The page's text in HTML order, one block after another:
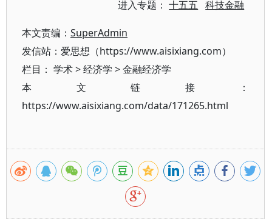
进入专题：十五五 科技金融
本文责编： SuperAdmin
发信站：爱思想（https://www.aisixiang.com）
栏目： 学术>经济学 >金融经济学
本文链接：
https://www.aisixiang.com/data/171265.html